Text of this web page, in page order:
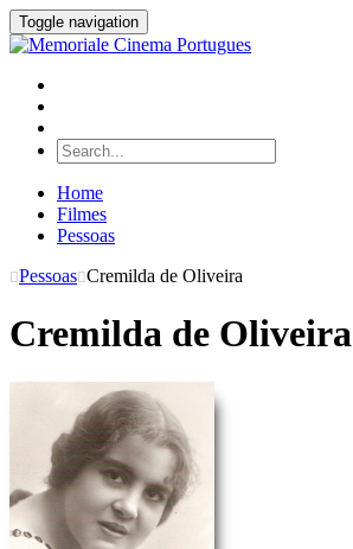
Toggle navigation
Home
Filmes
Pessoas
Pessoas Cremilda de Oliveira
Cremilda de Oliveira